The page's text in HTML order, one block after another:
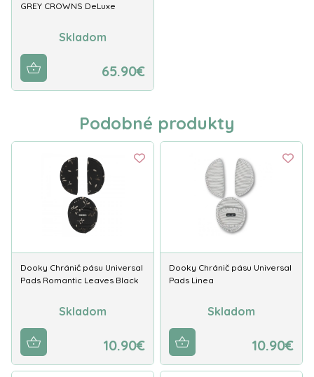
GREY CROWNS DeLuxe
Skladom
65.90€
Podobné produkty
Dooky Chránič pásu Universal
Pads Romantic Leaves Black
Skladom
10.90€
Dooky Chránič pásu Universal
Pads Linea
Skladom
10.90€